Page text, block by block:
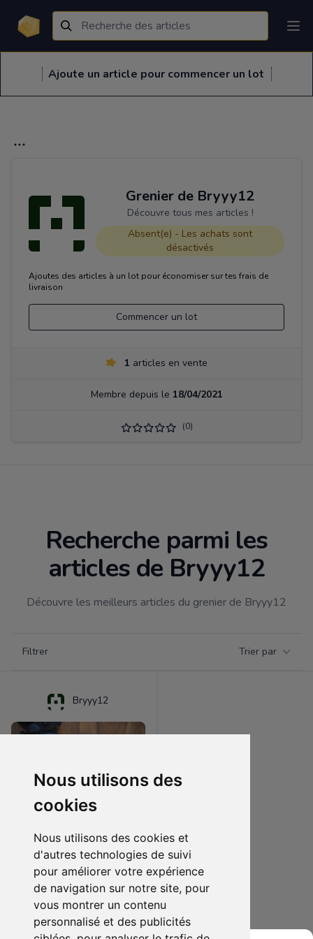
Nous utilisons des
cookies
Nous utilisons des cookies et
d'autres technologies de suivi
pour améliorer votre expérience
de navigation sur notre site, pour
vous montrer un contenu
personnalisé et des publicités
Grenier de Bryyy12
Découvre tous mes articles !
Absent(e) - Les achats sont
désactivés
Ajoutes des articles à un lot pour économiser sur tes frais de
livraison
Commencer un lot
1 articles en vente
Membre depuis le 18/04/2021
(0)
Recherche parmi les
articles de Bryyy12
Découvre les meilleurs articles du grenier de Bryyy12
Filtrer Trier par
Bryyy12
69.99 € 1
Ps1/ps2
Ajouter au lot
Ajoute un article pour commencer un lot